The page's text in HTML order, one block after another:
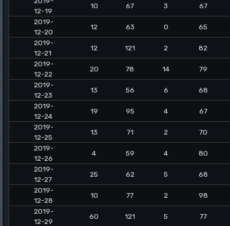
12-19
10 67 3
67
2019-
12-20
12 63 0
65
2019-
12-21
12 121 2
82
2019-
12-22
20 78 14
79
2019-
12-23
13 56 6
68
2019-
12-24
19 95 4
67
2019-
12-25
13 71 2
70
2019-
12-26
4 59 4
80
2019-
12-27
25 62 5
68
2019-
12-28
10 77 2
98
2019-
12-29
60 121 5
77